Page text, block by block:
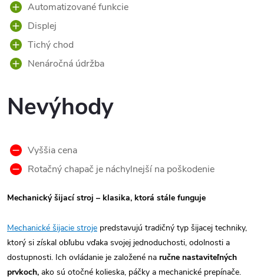
Automatizované funkcie
Displej
Tichý chod
Nenáročná údržba
Nevýhody
Vyššia cena
Rotačný chapač je náchylnejší na poškodenie
Mechanický šijací stroj – klasika, ktorá stále funguje
Mechanické šijacie stroje predstavujú tradičný typ šijacej techniky,
ktorý si získal obľubu vďaka svojej jednoduchosti, odolnosti a
dostupnosti. Ich ovládanie je založené na ručne nastaviteľných
prvkoch, ako sú otočné kolieska, páčky a mechanické prepínače.